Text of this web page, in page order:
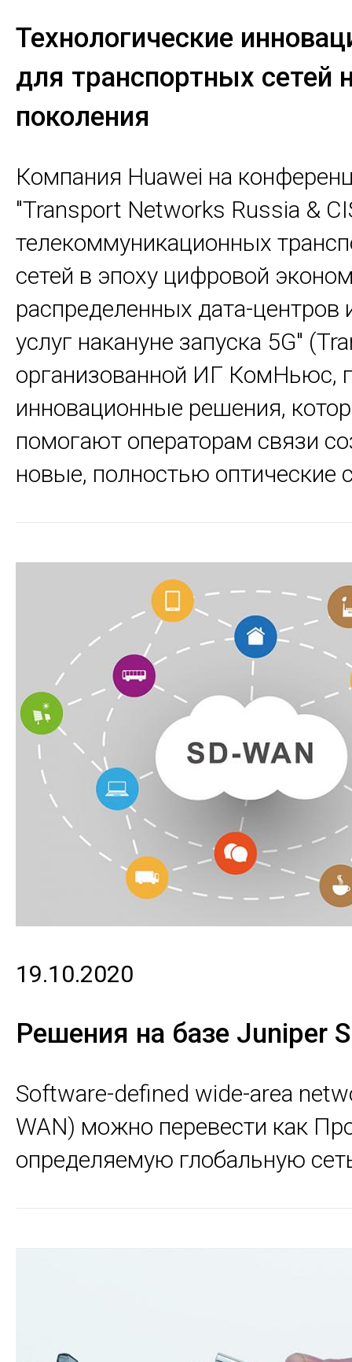
Технологические
для транспортных сетей
поколения
Компания Huawei на
"Transport Networks Russia &
телекоммуникационных
сетей в эпоху цифровой
распределенных дата-центров
услуг накануне запуска 5G"
организованной ИГ КомНьюс,
инновационные решения,
помогают операторам связи
новые, полностью оптические
19.10.2020
Решения на базе Juniper
Software-defined wide-area
WAN) можно перевести как
определяемую глобальную